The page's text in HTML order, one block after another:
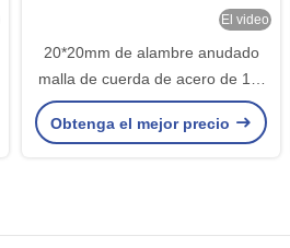
El video
20*20mm de alambre anudado
malla de cuerda de acero de 1,5
mm red de cuerda de acero para
malla de zoológico
Obtenga el mejor precio